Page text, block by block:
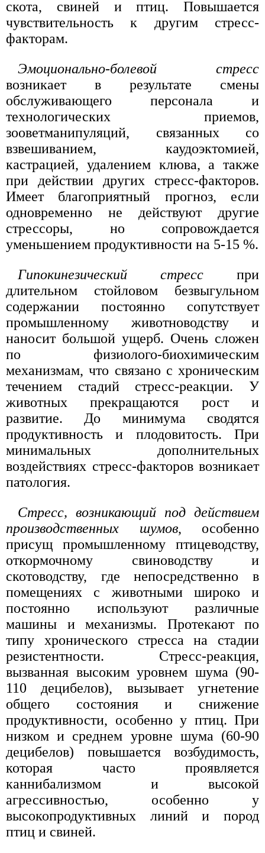
скота, свиней и птиц. Повышается
чувствительность к другим стресс-
факторам.
Эмоционально-болевой стресс
возникает в результате смены
обслуживающего персонала и
технологических приемов,
зооветманипуляций, связанных со
взвешиванием, каудоэктомией,
кастрацией, удалением клюва, а также
при действии других стресс-факторов.
Имеет благоприятный прогноз, если
одновременно не действуют другие
стрессоры, но сопровождается
уменьшением продуктивности на 5-15 %.
Гипокинезический стресс при
длительном стойловом безвыгульном
содержании постоянно сопутствует
промышленному животноводству и
наносит большой ущерб. Очень сложен
по физиолого-биохимическим
механизмам, что связано с хроническим
течением стадий стресс-реакции. У
животных прекращаются рост и
развитие. До минимума сводятся
продуктивность и плодовитость. При
минимальных дополнительных
воздействиях стресс-факторов возникает
патология.
Стресс, возникающий под действием
производственных шумов, особенно
присущ промышленному птицеводству,
откормочному свиноводству и
скотоводству, где непосредственно в
помещениях с животными широко и
постоянно используют различные
машины и механизмы. Протекают по
типу хронического стресса на стадии
резистентности. Стресс-реакция,
вызванная высоким уровнем шума (90-
110 децибелов), вызывает угнетение
общего состояния и снижение
продуктивности, особенно у птиц. При
низком и среднем уровне шума (60-90
децибелов) повышается возбудимость,
которая часто проявляется
каннибализмом и высокой
агрессивностью, особенно у
высокопродуктивных линий и пород
птиц и свиней.